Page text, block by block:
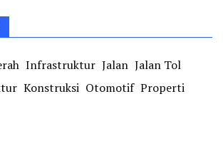
Infrastruktur Jalan Jalan Tol
Konstruksi Otomotif Properti